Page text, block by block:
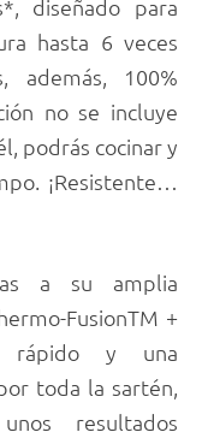
diseñado para
hasta 6 veces
además, 100%
no se incluye
podrás cocinar y
¡Resistente…
a su amplia
FusionTM +
rápido y una
toda la sartén,
resultados